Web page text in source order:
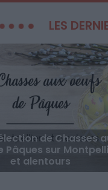
LES
de Chasses
sur
et alentours